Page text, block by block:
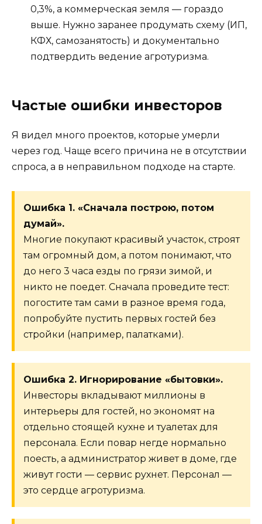
0,3%, а коммерческая земля — гораздо
выше. Нужно заранее продумать схему (ИП,
КФХ, самозанятость) и документально
подтвердить ведение агротуризма.
Частые ошибки инвесторов
Я видел много проектов, которые умерли
через год. Чаще всего причина не в отсутствии
спроса, а в неправильном подходе на старте.
Ошибка 1. «Сначала построю, потом
думай».
Многие покупают красивый участок, строят
там огромный дом, а потом понимают, что
до него 3 часа езды по грязи зимой, и
никто не поедет. Сначала проведите тест:
погостите там сами в разное время года,
попробуйте пустить первых гостей без
стройки (например, палатками).
Ошибка 2. Игнорирование «бытовки».
Инвесторы вкладывают миллионы в
интерьеры для гостей, но экономят на
отдельно стоящей кухне и туалетах для
персонала. Если повар негде нормально
поесть, а администратор живет в доме, где
живут гости — сервис рухнет. Персонал —
это сердце агротуризма.